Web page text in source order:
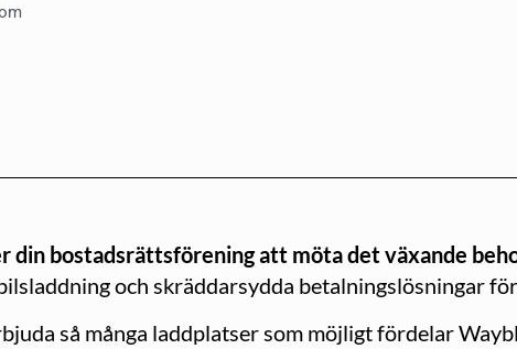
din bostadsrättsförening att möta det växande
och skräddarsydda betalningslösningar
så många laddplatser som möjligt fördelar